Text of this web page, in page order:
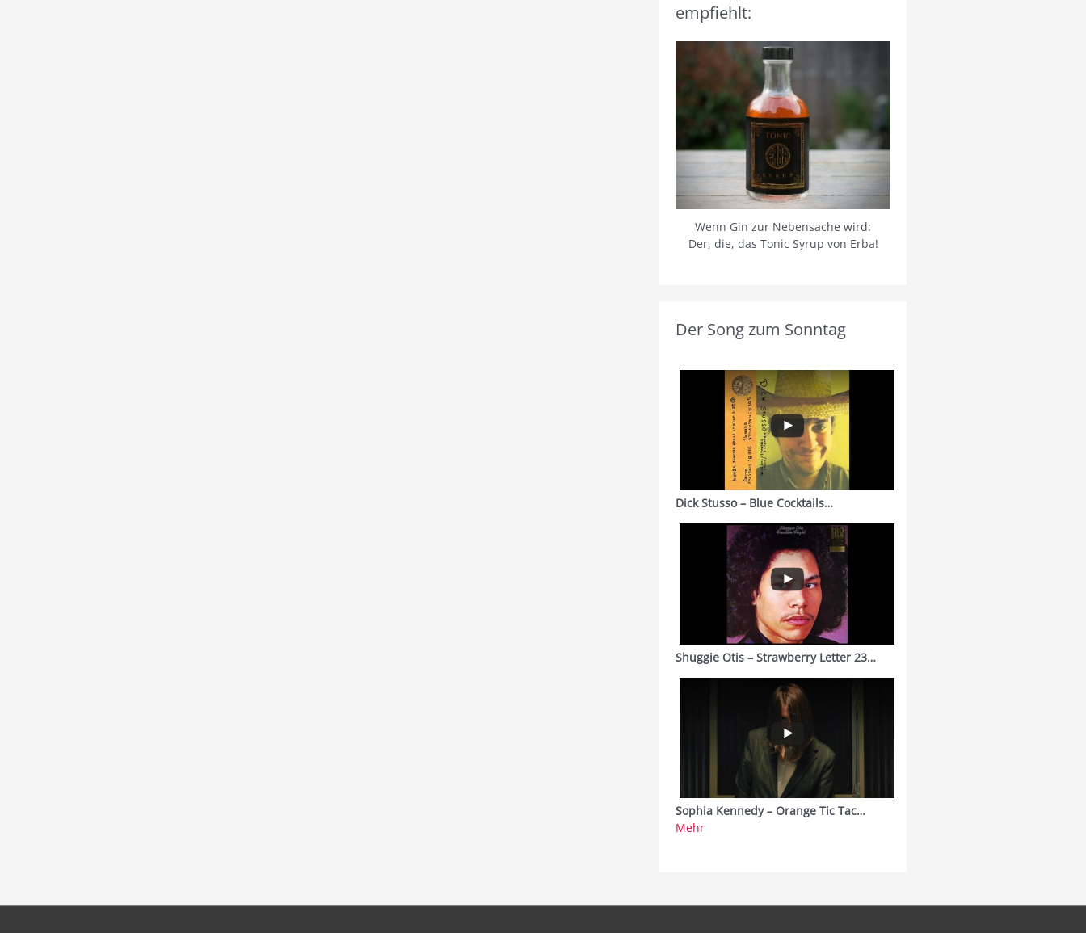
empfiehlt:
Wenn Gin zur Nebensache wird:
Der, die, das Tonic Syrup von Erba!
Der Song zum Sonntag
Dick Stusso – Blue Cocktails…
Shuggie Otis – Strawberry Letter 23…
Sophia Kennedy – Orange Tic Tac…
Mehr